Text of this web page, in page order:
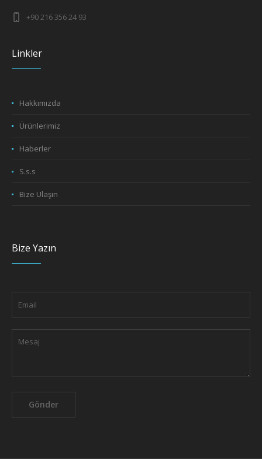
+90 216 356 24 93
Linkler
Hakkımızda
Ürünlerimiz
Haberler
S.s.s
Bize Ulaşın
Bize Yazın